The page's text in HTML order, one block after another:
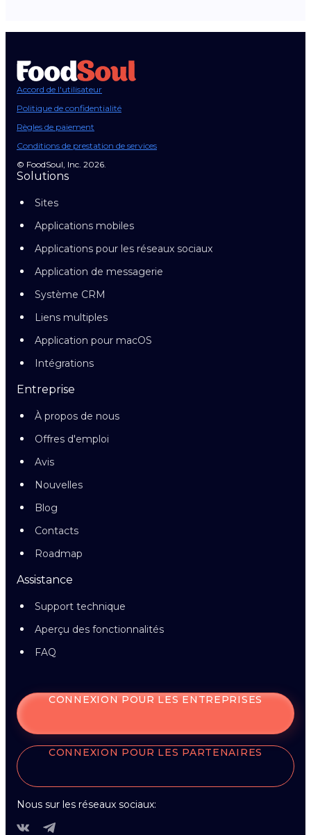
Accord de l'utilisateur
Politique de confidentialité
Règles de paiement
Conditions de prestation de services
© FoodSoul, Inc. 2026.
Solutions
Sites
Applications mobiles
Applications pour les réseaux sociaux
Application de messagerie
Système CRM
Liens multiples
Application pour macOS
Intégrations
Entreprise
À propos de nous
Offres d'emploi
Avis
Nouvelles
Blog
Contacts
Roadmap
Assistance
Support technique
Aperçu des fonctionnalités
FAQ
CONNEXION POUR LES ENTREPRISES
CONNEXION POUR LES PARTENAIRES
Nous sur les réseaux sociaux: